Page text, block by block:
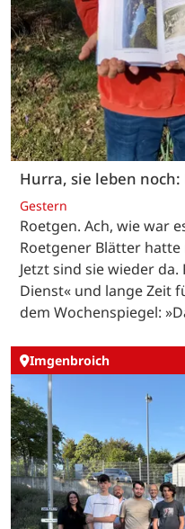
Hurra, sie leben
Gestern
Roetgen. Ach, wie war
Roetgener Blätter
Jetzt sind sie wieder
Dienst« und lange Zeit
dem Wochenspiegel:
Imgenbroich